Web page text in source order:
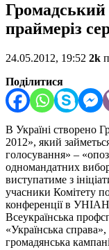
Громадський
праймеріз
24.05.2012, 19:52 2k
Поділитися
В Україні створено
2012», який
голосування» –
одномандатних
виступатиме з
учасники Комітету
конференції в
Всеукраїнська
«Українська
громадянська